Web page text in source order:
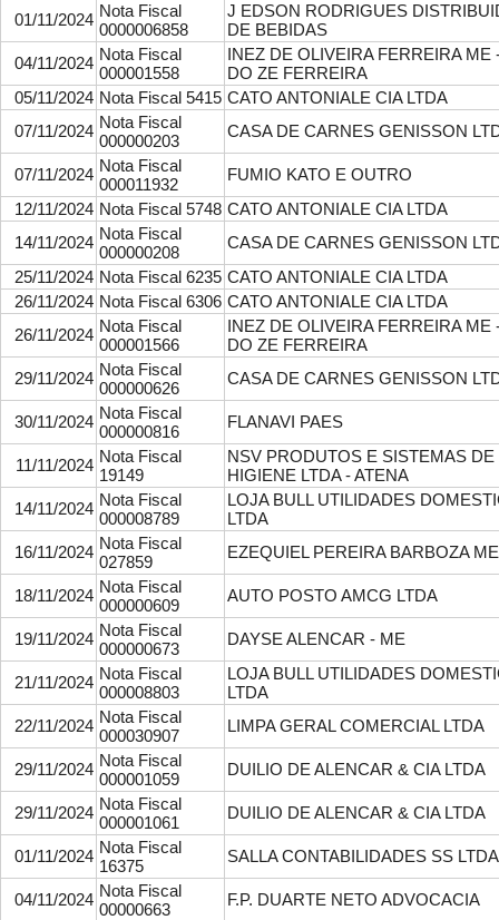
01/11/2024 Nota Fiscal
0000006858
J EDSON RODRIGUES
DE BEBIDAS
04/11/2024 Nota Fiscal
000001558
INEZ DE OLIVEIRA FERREIRA ME
DO ZE FERREIRA
05/11/2024 Nota Fiscal 5415 CATO ANTONIALE CIA LTDA
07/11/2024 Nota Fiscal
000000203
CASA DE CARNES GENISSON
07/11/2024 Nota Fiscal
000011932
FUMIO KATO E OUTRO
12/11/2024 Nota Fiscal 5748 CATO ANTONIALE CIA LTDA
14/11/2024 Nota Fiscal
000000208
CASA DE CARNES GENISSON
25/11/2024 Nota Fiscal 6235 CATO ANTONIALE CIA LTDA
26/11/2024 Nota Fiscal 6306 CATO ANTONIALE CIA LTDA
26/11/2024 Nota Fiscal
000001566
INEZ DE OLIVEIRA FERREIRA ME
DO ZE FERREIRA
29/11/2024 Nota Fiscal
000000626
CASA DE CARNES GENISSON
30/11/2024 Nota Fiscal
000000816
FLANAVI PAES
11/11/2024 Nota Fiscal
19149
NSV PRODUTOS E SISTEMAS DE
HIGIENE LTDA - ATENA
14/11/2024 Nota Fiscal
000008789
LOJA BULL UTILIDADES
LTDA
16/11/2024 Nota Fiscal
027859
EZEQUIEL PEREIRA BARBOZA ME
18/11/2024 Nota Fiscal
000000609
AUTO POSTO AMCG LTDA
19/11/2024 Nota Fiscal
000000673
DAYSE ALENCAR - ME
21/11/2024 Nota Fiscal
000008803
LOJA BULL UTILIDADES
LTDA
22/11/2024 Nota Fiscal
000030907
LIMPA GERAL COMERCIAL LTDA
29/11/2024 Nota Fiscal
000001059
DUILIO DE ALENCAR & CIA LTDA
29/11/2024 Nota Fiscal
000001061
DUILIO DE ALENCAR & CIA LTDA
01/11/2024 Nota Fiscal
16375
SALLA CONTABILIDADES SS LTDA
04/11/2024 Nota Fiscal
00000663
F.P. DUARTE NETO ADVOCACIA